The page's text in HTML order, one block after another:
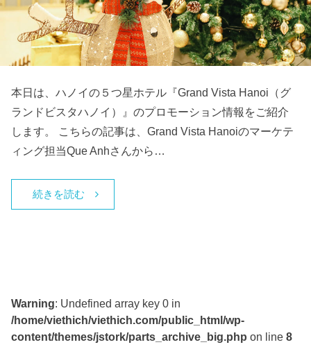
本日は、ハノイの５つ星ホテル『Grand Vista Hanoi（グ
ランドビスタハノイ）』のプロモーション情報をご紹介
します。 こちらの記事は、Grand Vista Hanoiのマーケテ
ィング担当Que Anhさんから…
続きを読む
Warning: Undefined array key 0 in
/home/viethich/viethich.com/public_html/wp-
content/themes/jstork/parts_archive_big.php on line8